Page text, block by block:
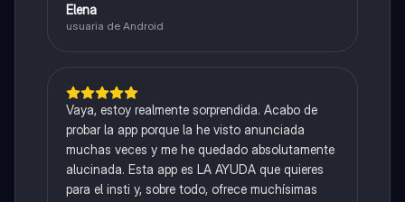
Elena
usuaria de Android
Vaya, estoy realmente sorprendida. Acabo de
probar la app porque la he visto anunciada
muchas veces y me he quedado absolutamente
alucinada. Esta app es LA AYUDA que quieres
para el insti y, sobre todo, ofrece muchísimas